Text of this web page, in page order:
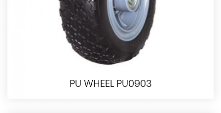
PU WHEEL PU0903